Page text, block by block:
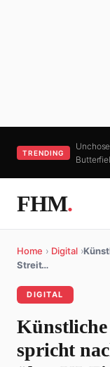
TRENDING
FHM.
Home › Digital ›
Streit…
DIGITAL
spricht